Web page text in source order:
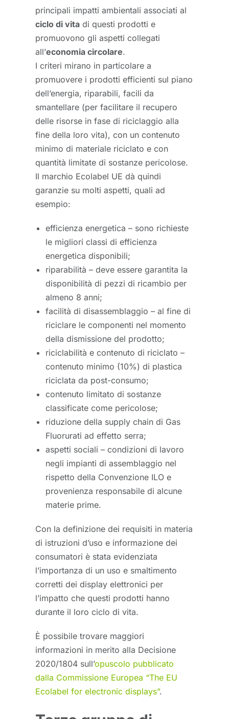
principali impatti ambientali associati al
ciclo di vita di questi prodotti e
promuovono gli aspetti collegati
all’economia circolare.
I criteri mirano in particolare a
promuovere i prodotti efficienti sul piano
dell’energia, riparabili, facili da
smantellare (per facilitare il recupero
delle risorse in fase di riciclaggio alla
fine della loro vita), con un contenuto
minimo di materiale riciclato e con
quantità limitate di sostanze pericolose.
Il marchio Ecolabel UE dà quindi
garanzie su molti aspetti, quali ad
esempio:
efficienza energetica – sono richieste
le migliori classi di efficienza
energetica disponibili;
riparabilità – deve essere garantita la
disponibilità di pezzi di ricambio per
almeno 8 anni;
facilità di disassemblaggio – al fine di
riciclare le componenti nel momento
della dismissione del prodotto;
riciclabilità e contenuto di riciclato –
contenuto minimo (10%) di plastica
riciclata da post-consumo;
contenuto limitato di sostanze
classificate come pericolose;
riduzione della supply chain di Gas
Fluorurati ad effetto serra;
aspetti sociali – condizioni di lavoro
negli impianti di assemblaggio nel
rispetto della Convenzione ILO e
provenienza responsabile di alcune
materie prime.
Con la definizione dei requisiti in materia
di istruzioni d’uso e informazione dei
consumatori è stata evidenziata
l’importanza di un uso e smaltimento
corretti dei display elettronici per
l’impatto che questi prodotti hanno
durante il loro ciclo di vita.
È possibile trovare maggiori
informazioni in merito alla Decisione
2020/1804 sull’opuscolo pubblicato
dalla Commissione Europea “The EU
Ecolabel for electronic displays”.